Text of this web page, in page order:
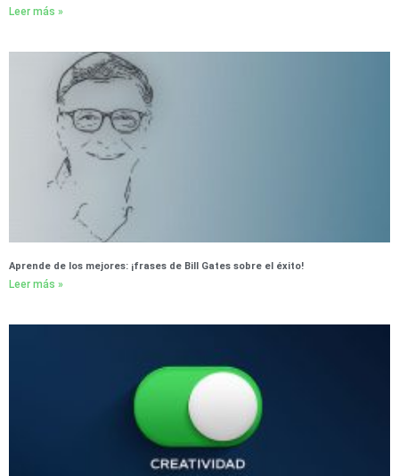
Leer más »
Aprende de los mejores: ¡frases de Bill Gates sobre el éxito!
Leer más »